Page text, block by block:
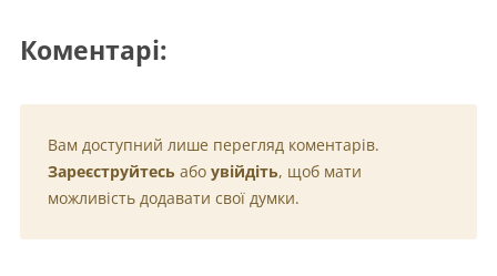
Коментарі:
Вам доступний лише перегляд коментарів.
Зареєструйтесь або увійдіть, щоб мати
можливість додавати свої думки.